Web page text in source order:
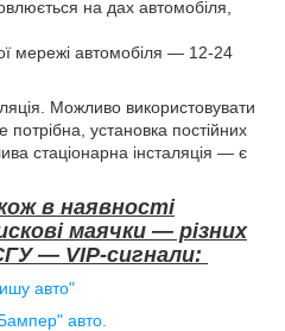
на дах автомобіля,
мережі автомобіля — 12-24
Можливо використовувати
установка постійних
стаціонарна інсталяція — є
в наявності
маячки — різних
— VIP-сигнали:
авто"
авто.